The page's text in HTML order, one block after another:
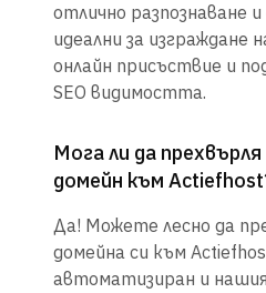
отлично разпознаване
идеални за изграждане
онлайн присъствие и
SEO видимостта.
Мога ли да
домейн към
Да! Можете лесно да
домейна си към
автоматизиран и